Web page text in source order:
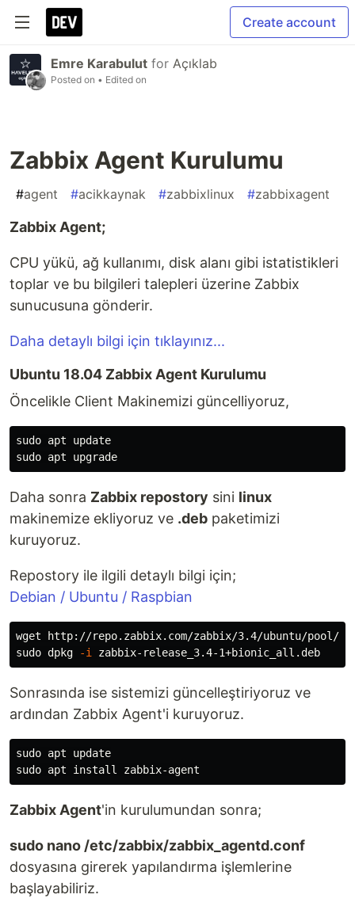
Create account
Emre Karabulut for Açıklab
Posted on • Edited on
Zabbix Agent Kurulumu
#agent #acikkaynak #zabbixlinux #zabbixagent
Zabbix Agent;
CPU yükü, ağ kullanımı, disk alanı gibi istatistikleri
toplar ve bu bilgileri talepleri üzerine Zabbix
sunucusuna gönderir.
Daha detaylı bilgi için tıklayınız...
Ubuntu 18.04 Zabbix Agent Kurulumu
Öncelikle Client Makinemizi güncelliyoruz,
sudo
sudo
Daha sonra Zabbix repostory sini linux
makinemize ekliyoruz ve .deb paketimizi
kuruyoruz.
Repostory ile ilgili detaylı bilgi için;
Debian / Ubuntu / Raspbian
sudo dpkg -i
Sonrasında ise sistemizi güncelleştiriyoruz ve
ardından Zabbix Agent'i kuruyoruz.
sudo
sudo apt install
Zabbix Agent'in kurulumundan sonra;
sudo nano /etc/zabbix/zabbix_agentd.conf
dosyasına girerek yapılandırma işlemlerine
başlayabiliriz.